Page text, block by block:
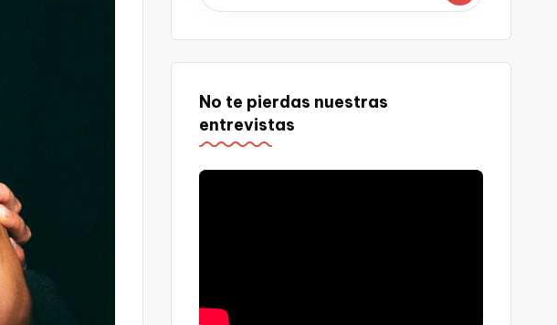
No te pierdas nuestras
entrevistas